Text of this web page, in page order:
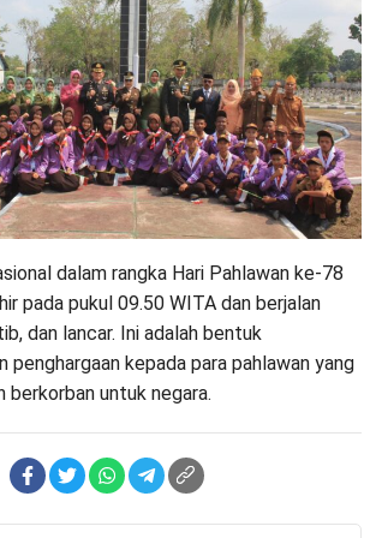
dalam rangka Hari Pahlawan ke-78
pada pukul 09.50 WITA dan berjalan
dan lancar. Ini adalah bentuk
penghargaan kepada para pahlawan yang
berkorban untuk negara.